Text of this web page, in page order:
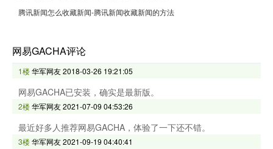
腾讯新闻怎么收藏新闻-腾讯新闻收藏新闻的方法
网易GACHA评论
1楼华军网友2018-03-26 19:21:05
网易GACHA已安装，确实是最新版。
2楼华军网友2021-07-09 04:53:26
最近好多人推荐网易GACHA，体验了一下还不错。
3楼华军网友2021-09-19 04:40:41